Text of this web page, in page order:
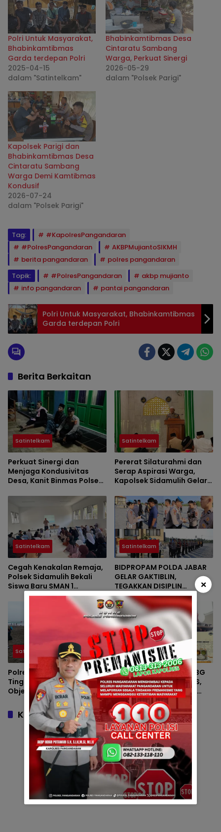
Polri Untuk Masyarakat,
Bhabinkamtibmas
Garda terdepan Polri
2025-04-15
dalam "Satintelkam"
Bhabinkamtibmas Desa
Cintaratu Sambang
Warga, Perkuat Sinergi
2026-05-29
dalam "Polsek Parigi"
Kapolsek Parigi dan
Bhabinkamtibmas Desa
Cintaratu Sambang
Warga Demi Kamtibmas
Kondusif
2026-07-24
dalam "Polsek Parigi"
Tag:
#KapolresPangandaran
#PolresPangandaran
AKBPMujiantoSIKMH
berita pangandaran
polres pangandaran
Topik:
#PolresPangandaran
akbp mujianto
info pangandaran
pantai pangandaran
Polri Untuk Masyarakat, Bhabinkamtibmas
Garda terdepan Polri
Berita Berkaitan
Satintelkam
Perkuat Sinergi dan
Menjaga Kondusivitas
Desa, Kanit Binmas Polsek
Silaturahmi ke Tokoh
Satintelkam
Pererat Silaturahmi dan
Serap Aspirasi Warga,
Kapolsek Sidamulih Gelar
Hidayah
Satintelkam
Cegah Kenakalan Remaja,
Polsek Sidamulih Bekali
Siswa Baru SMAN 1
Sidamulih Materi MPLS
Satintelkam
BIDPROPAM POLDA JABAR
GELAR GAKTIBLIN,
TEGAKKAN DISIPLIN
PERSONEL POLRES
PANGANDARAN
Satintelkam
Polres Pangandaran
Tingkatkan Pengamanan
Objek Wisata Demi
Kenyamanan Pengunjung
Satintelkam
PASTIKAN PROGRAM MBG
AMAN DAN BERKUALITAS,
POLRES PANGANDARAN
INTENSIFKAN MONITORING
SPPG POLRI
Komentar
×